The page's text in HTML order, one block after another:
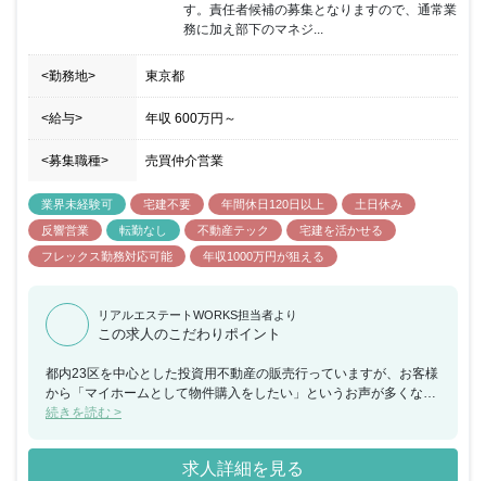
す。責任者候補の募集となりますので、通常業
務に加え部下のマネジ...
<勤務地> 東京都
<給与> 年収 600万円 ～
<募集職種> 売買仲介営業
業界未経験可 宅建不要 年間休日120日以上
土日休み
反響営業
転勤なし 不動産テック
宅建を活かせる
フレックス勤務対応可能
年収1000万円が狙える
リアルエステートWORKS担当者より
この求人のこだわりポイント
都内23区を中心とした投資用不動産の販売行っていますが、お客様
から「マイホームとして物件購入をしたい」というお声が多くなっ
てきたため、新規ポジションとしてマンション売買仲介営業を募集
検討されるお客様の物件探しから契約、引き渡しまでのサポートを
お任せできる方を求めています。Webマーケティングを活用したイ
続きを読む >
求人詳細を見る